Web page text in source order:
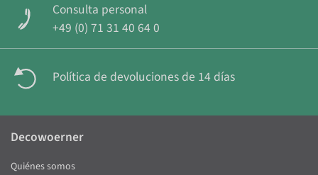
Consulta personal
+49 (0) 71 31 40 64 0
Política de devoluciones de 14 días
Decowoerner
Quiénes somos